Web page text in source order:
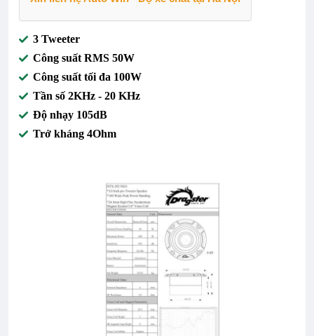
3 Tweeter
Công suất RMS 50W
Công suất tối đa 100W
Tần số 2KHz - 20 KHz
Độ nhạy 105dB
Trở kháng 4Ohm